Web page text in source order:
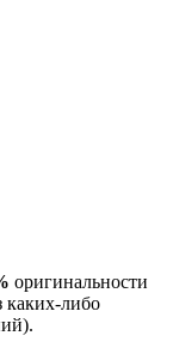
оригинальности
каких-либо